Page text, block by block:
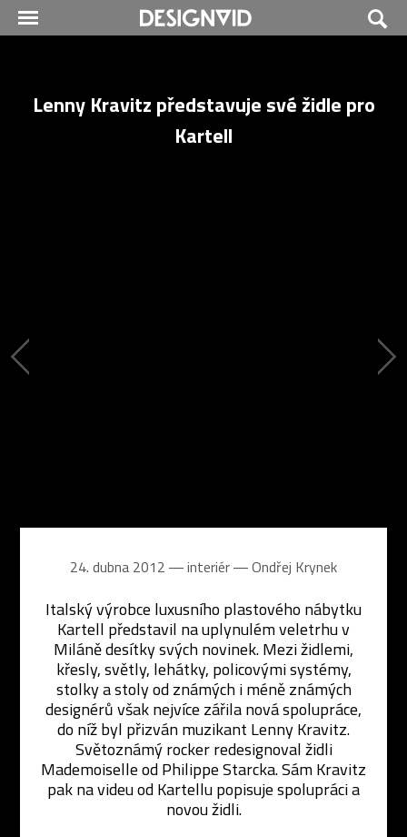
Lenny Kravitz představuje své židle pro
Kartell
24. dubna 2012 ― interiér ―Ondřej Krynek
Italský výrobce luxusního plastového nábytku
Kartell představil na uplynulém veletrhu v
Miláně desítky svých novinek. Mezi židlemi,
křesly, světly, lehátky, policovými systémy,
stolky a stoly od známých i méně známých
designérů však nejvíce zářila nová spolupráce,
do níž byl přizván muzikant Lenny Kravitz.
Světoznámý rocker redesignoval židli
Mademoiselle od Philippe Starcka. Sám Kravitz
pak na videu od Kartellu popisuje spolupráci a
novou židli.